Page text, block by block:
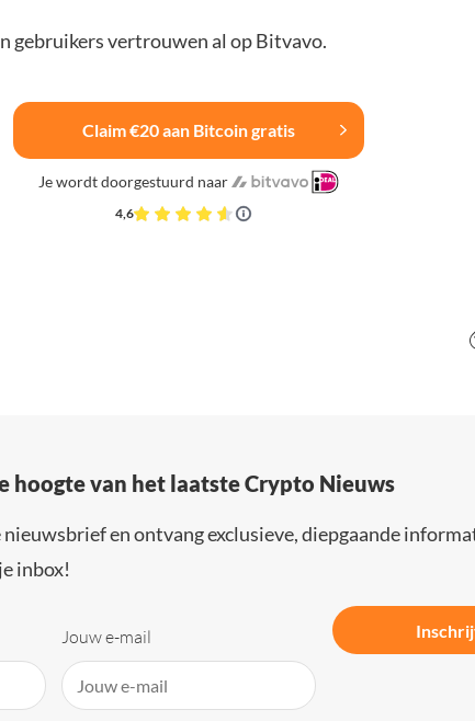
gebruikers vertrouwen al op Bitvavo.
Claim €20 aan Bitcoin gratis
Je wordt doorgestuurd naar
4,6
hoogte van het laatste Crypto Nieuws
nieuwsbrief en ontvang exclusieve, diepgaande
inbox!
Jouw e-mail